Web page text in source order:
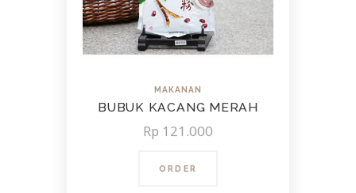
MAKANAN
BUBUK KACANG MERAH
Rp 121.000
ORDER